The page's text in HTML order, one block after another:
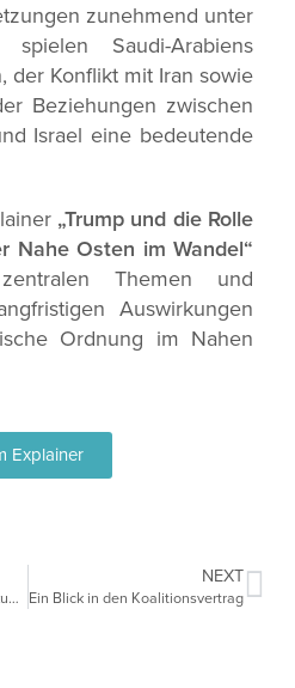
zunehmend unter
Saudi-Arabiens
der Konflikt mit Iran sowie
Beziehungen zwischen
Israel eine bedeutende
„Trump und die Rolle
Nahe Osten im Wandel“
Themen und
Auswirkungen
Ordnung im Nahen
Explainer
Die sicherheitspolitische Zukunft der Europäischen Union
NEXT
Ein Blick in den Koalitionsvertrag